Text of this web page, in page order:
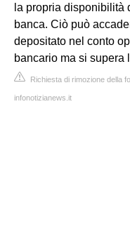
la propria disponibilità
banca. Ciò può
depositato nel conto
bancario ma si supera
Richiesta di rimozione della
infonotizianews.it